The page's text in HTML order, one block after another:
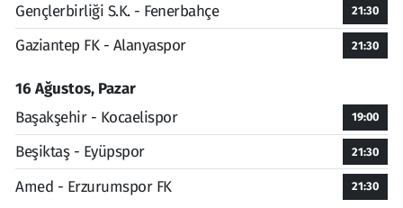
Gençlerbirliği S.K. - Fenerbahçe 21:30
Gaziantep FK - Alanyaspor 21:30
16 Ağustos, Pazar
Başakşehir - Kocaelispor
19:00
Beşiktaş - Eyüpspor 21:30
Amed - Erzurumspor FK 21:30